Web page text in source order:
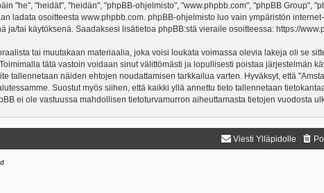
"he", "heidät", "heidän", "phpBB-ohjelmisto", "www.phpbb.com", "phpBB Group",
ladata osoitteesta www.phpbb.com. phpBB-ohjelmisto luo vain ympäristön
ja/tai käytöksenä. Saadaksesi lisätietoa phpBB:stä vieraile osoitteessa: https://
tai muutakaan materiaalia, joka voisi loukata voimassa olevia lakeja oli se
tätä vastoin voidaan sinut välittömästi ja lopullisesti poistaa järjestelmän
tallennetaan näiden ehtojen noudattamisen tarkkailua varten. Hyväksyt, että
Suostut myös siihen, että kaikki yllä annettu tieto tallennetaan
ei ole vastuussa mahdollisen tietoturvamurron aiheuttamasta tietojen vuodosta
Viesti Ylläpidolle